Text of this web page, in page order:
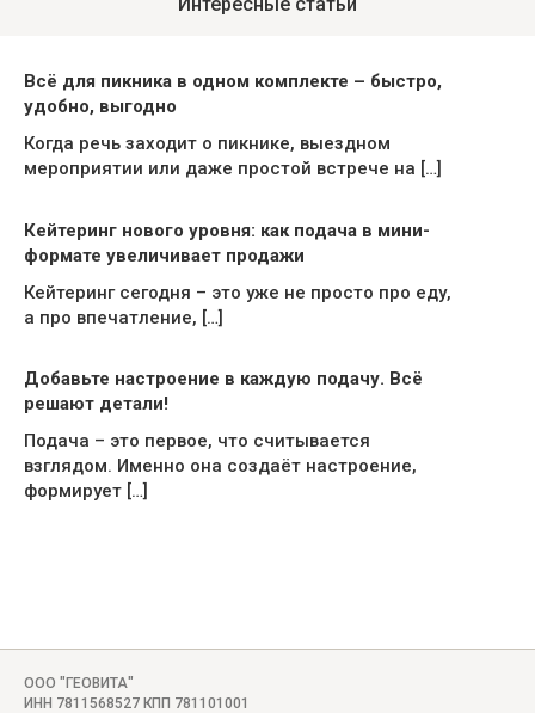
Интересные статьи
Всё для пикника в одном комплекте – быстро,
удобно, выгодно
Когда речь заходит о пикнике, выездном
мероприятии или даже простой встрече на […]
Кейтеринг нового уровня: как подача в мини-
формате увеличивает продажи
Кейтеринг сегодня – это уже не просто про еду,
а про впечатление, […]
Добавьте настроение в каждую подачу. Всё
решают детали!
Подача – это первое, что считывается
взглядом. Именно она создаёт настроение,
формирует […]
ООО "ГЕОВИТА"
ИНН 7811568527 КПП 781101001